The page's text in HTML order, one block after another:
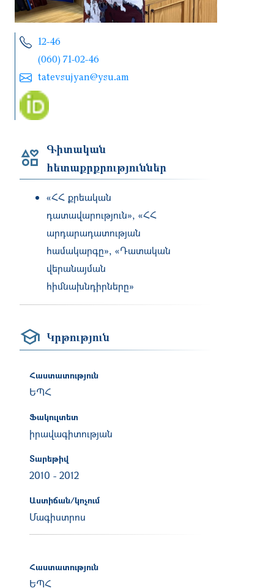
12-46
(060) 71-02-46
tatevsujyan@ysu.am
Գիտական
հետաքրքրություններ
«ՀՀ քրեական
դատավարություն», «ՀՀ
արդարադատության
համակարգը», «Դատական
վերանայման
հիմնախնդիրները»
Կրթություն
Հաստատություն
ԵՊՀ
Ֆակուլտետ
իրավագիտության
Տարեթիվ
2010 - 2012
Աստիճան/կոչում
Մագիստրոս
Հաստատություն
ԵՊՀ